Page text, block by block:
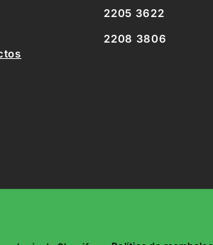
2205 3622
2208 3806